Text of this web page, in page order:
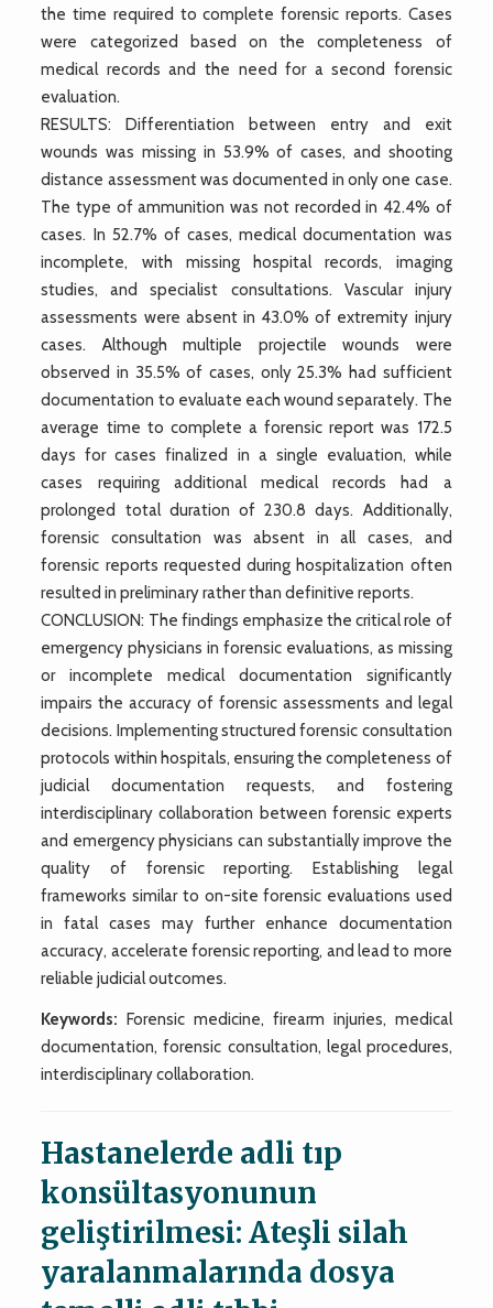
the time required to complete forensic reports. Cases
were categorized based on the completeness of
medical records and the need for a second forensic
evaluation.
RESULTS: Differentiation between entry and exit
wounds was missing in 53.9% of cases, and shooting
distance assessment was documented in only one case.
The type of ammunition was not recorded in 42.4% of
cases. In 52.7% of cases, medical documentation was
incomplete, with missing hospital records, imaging
studies, and specialist consultations. Vascular injury
assessments were absent in 43.0% of extremity injury
cases. Although multiple projectile wounds were
observed in 35.5% of cases, only 25.3% had sufficient
documentation to evaluate each wound separately. The
average time to complete a forensic report was 172.5
days for cases finalized in a single evaluation, while
cases requiring additional medical records had a
prolonged total duration of 230.8 days. Additionally,
forensic consultation was absent in all cases, and
forensic reports requested during hospitalization often
resulted in preliminary rather than definitive reports.
CONCLUSION: The findings emphasize the critical role of
emergency physicians in forensic evaluations, as missing
or incomplete medical documentation significantly
impairs the accuracy of forensic assessments and legal
decisions. Implementing structured forensic consultation
protocols within hospitals, ensuring the completeness of
judicial documentation requests, and fostering
interdisciplinary collaboration between forensic experts
and emergency physicians can substantially improve the
quality of forensic reporting. Establishing legal
frameworks similar to on-site forensic evaluations used
in fatal cases may further enhance documentation
accuracy, accelerate forensic reporting, and lead to more
reliable judicial outcomes.
Keywords: Forensic medicine, firearm injuries, medical
documentation, forensic consultation, legal procedures,
interdisciplinary collaboration.
Hastanelerde adli tıp
konsültasyonunun
geliştirilmesi: Ateşli silah
yaralanmalarında dosya